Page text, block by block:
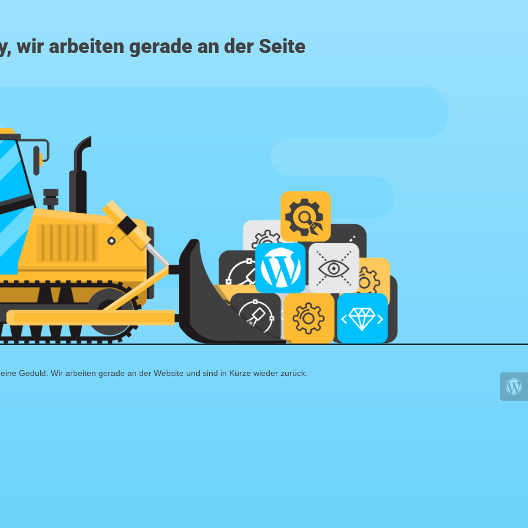
wir arbeiten gerade an der Seite
Geduld. Wir arbeiten gerade an der Website und sind in Kürze wieder zurück.